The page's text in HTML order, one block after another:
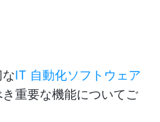
IT 自動化ソフトウェア
重要な機能についてご